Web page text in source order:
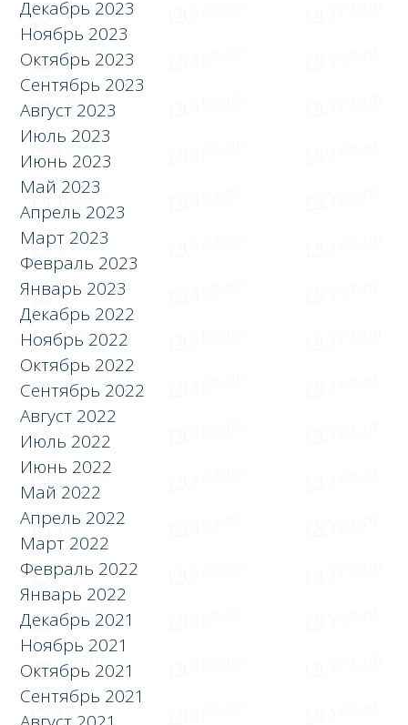
Декабрь 2023
Ноябрь 2023
Октябрь 2023
Сентябрь 2023
Август 2023
Июль 2023
Июнь 2023
Май 2023
Апрель 2023
Март 2023
Февраль 2023
Январь 2023
Декабрь 2022
Ноябрь 2022
Октябрь 2022
Сентябрь 2022
Август 2022
Июль 2022
Июнь 2022
Май 2022
Апрель 2022
Март 2022
Февраль 2022
Январь 2022
Декабрь 2021
Ноябрь 2021
Октябрь 2021
Сентябрь 2021